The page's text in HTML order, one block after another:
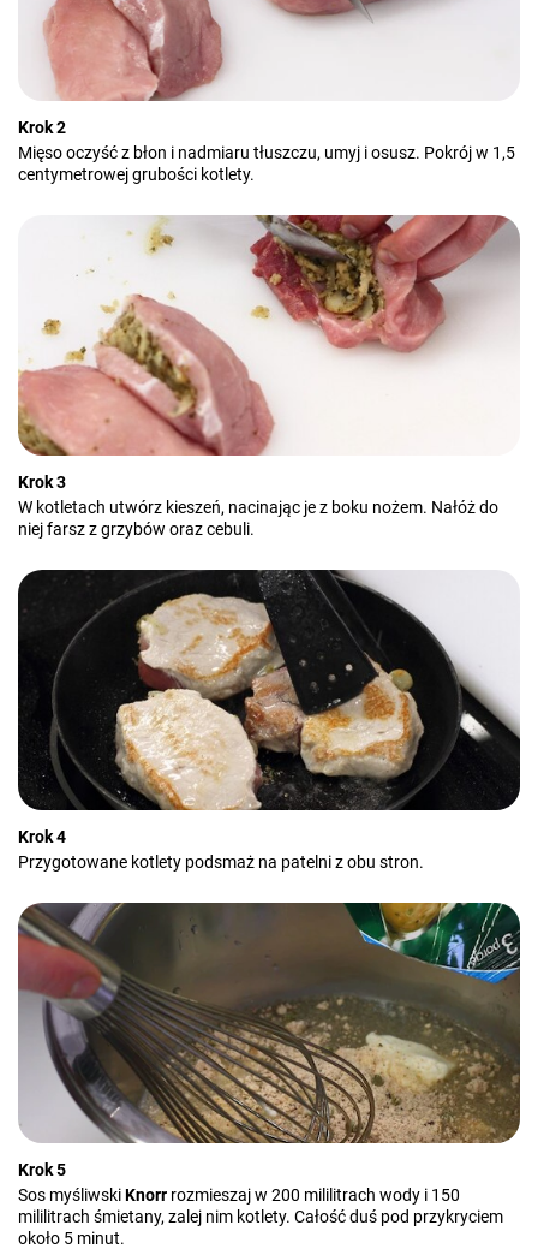
Krok 2
Mięso oczyść z błon i nadmiaru tłuszczu, umyj i osusz. Pokrój w 1,5
centymetrowej grubości kotlety.
Krok 3
W kotletach utwórz kieszeń, nacinając je z boku nożem. Nałóż do
niej farsz z grzybów oraz cebuli.
Krok 4
Przygotowane kotlety podsmaż na patelni z obu stron.
Krok 5
Sos myśliwskiKnorr rozmieszaj w 200 mililitrach wody i 150
mililitrach śmietany, zalej nim kotlety. Całość duś pod przykryciem
około 5 minut.